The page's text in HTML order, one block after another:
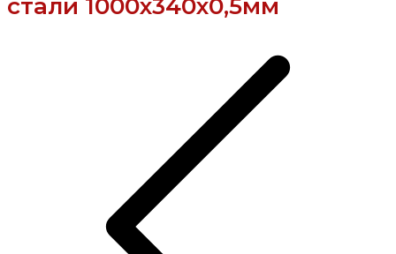
стали 1000х340х0,5мм